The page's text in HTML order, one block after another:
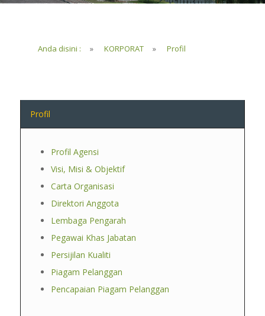
Anda disini : » KORPORAT » Profil
Profil
Profil Agensi
Visi, Misi & Objektif
Carta Organisasi
Direktori Anggota
Lembaga Pengarah
Pegawai Khas Jabatan
Persijilan Kualiti
Piagam Pelanggan
Pencapaian Piagam Pelanggan